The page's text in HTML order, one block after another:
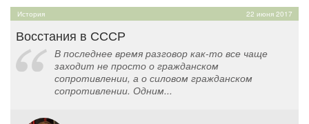
История 22 июня 2017
Восстания в СССР
В последнее время разговор как-то все чаще
заходит не просто о гражданском
сопротивлении, а о силовом гражданском
сопротивлении. Одним...